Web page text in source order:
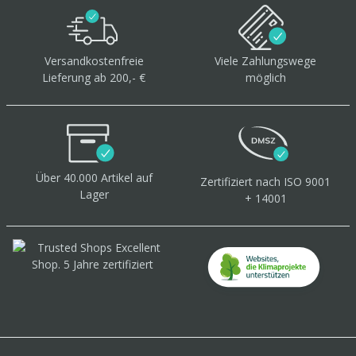
Versandkostenfreie
Lieferung ab 200,- €
Viele Zahlungswege
möglich
Über 40.000 Artikel auf
Lager
Zertifiziert nach ISO 9001
+ 14001